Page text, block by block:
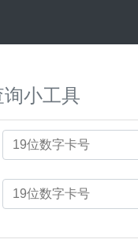
询小工具